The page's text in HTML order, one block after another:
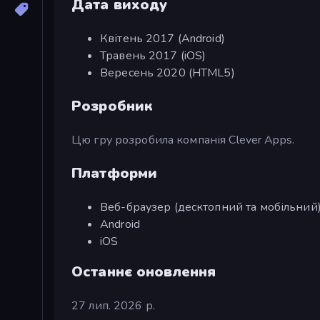
Дата виходу
Квітень 2017 (Android)
Травень 2017 (iOS)
Вересень 2020 (HTML5)
Розробник
Цю гру розробила компанія Clever Apps.
Платформи
Веб-браузер (десктопний та
Android
iOS
Останнє оновлення
27 лип. 2026 р.